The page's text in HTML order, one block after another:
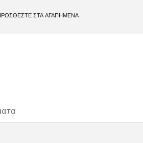
ΣΤΑ ΑΓΑΠΗΜΕΝΑ